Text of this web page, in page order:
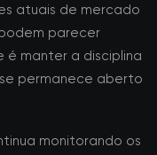
atuais de mercado
parecer
manter a disciplina
permanece aberto
monitorando os